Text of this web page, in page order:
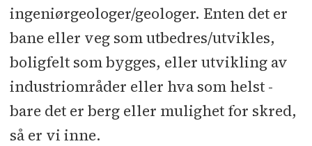
ingeniørgeologer/geologer. Enten det er
bane eller veg som utbedres/utvikles,
boligfelt som bygges, eller utvikling av
industriområder eller hva som helst -
bare det er berg eller mulighet for skred,
så er vi inne.